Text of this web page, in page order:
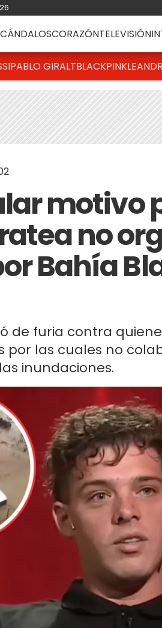
CORAZÓNTELEVISIÓN
PABLO GIRALTBLACKPINK
motivo
no
Bahía
de furia contra
por las cuales no
inundaciones.